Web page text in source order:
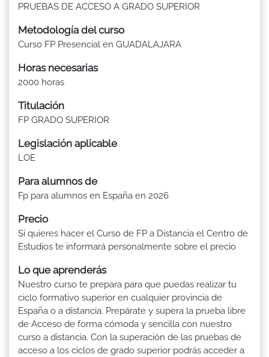
PRUEBAS DE ACCESO A GRADO SUPERIOR
Metodología del curso
Curso FP Presencial en GUADALAJARA
Horas necesarias
2000 horas
Titulación
FP GRADO SUPERIOR
Legislación aplicable
LOE
Para alumnos de
Fp para alumnos en España en 2026
Precio
Si quieres hacer el Curso de FP a Distancia el Centro de
Estudios te informará personalmente sobre el precio
Lo que aprenderás
Nuestro curso te prepara para que puedas realizar tu
ciclo formativo superior en cualquier provincia de
España o a distancia. Prepárate y supera la prueba libre
de Acceso de forma cómoda y sencilla con nuestro
curso a distancia. Con la superación de las pruebas de
acceso a los ciclos de grado superior podrás acceder a